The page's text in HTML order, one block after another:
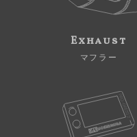
Exhaust
マフラー